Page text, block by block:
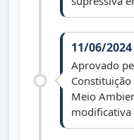
11/06/2024
Aprovado
Meio
modificativa